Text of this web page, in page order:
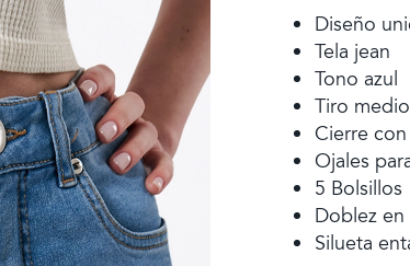
Diseño
Tela jean
Tono azul
Tiro medio
Cierre
Ojales
5 Bolsillos
Doblez en
Silueta